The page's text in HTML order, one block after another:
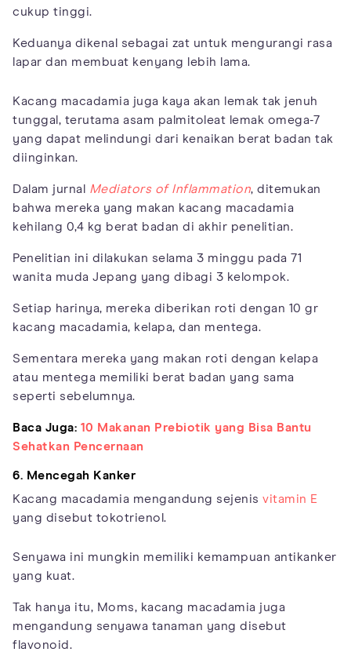
cukup tinggi.
Keduanya dikenal sebagai zat untuk mengurangi rasa
lapar dan membuat kenyang lebih lama.
Kacang macadamia juga kaya akan lemak tak jenuh
tunggal, terutama asam palmitoleat lemak omega-7
yang dapat melindungi dari kenaikan berat badan tak
diinginkan.
Dalam jurnal Mediators of Inflammation, ditemukan
bahwa mereka yang makan kacang macadamia
kehilang 0,4 kg berat badan di akhir penelitian.
Penelitian ini dilakukan selama 3 minggu pada 71
wanita muda Jepang yang dibagi 3 kelompok.
Setiap harinya, mereka diberikan roti dengan 10 gr
kacang macadamia, kelapa, dan mentega.
Sementara mereka yang makan roti dengan kelapa
atau mentega memiliki berat badan yang sama
seperti sebelumnya.
Baca Juga: 10 Makanan Prebiotik yang Bisa Bantu
Sehatkan Pencernaan
6. Mencegah Kanker
Kacang macadamia mengandung sejenis vitamin E
yang disebut tokotrienol.
Senyawa ini mungkin memiliki kemampuan antikanker
yang kuat.
Tak hanya itu, Moms, kacang macadamia juga
mengandung senyawa tanaman yang disebut
flavonoid.